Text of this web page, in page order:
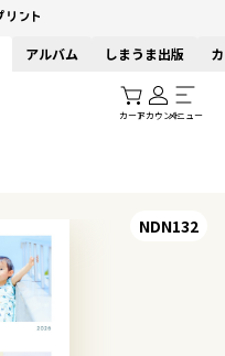
アルバム しまうま出版
カートアカウントメニュー
NDN132